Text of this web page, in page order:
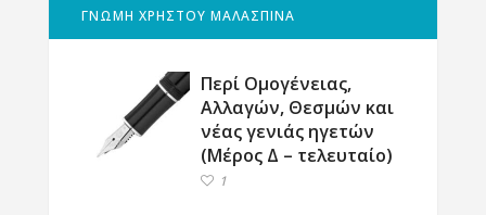
ΓΝΩΜΗ ΧΡΗΣΤΟΥ ΜΑΛΑΣΠΙΝΑ
Περί Ομογένειας,
Αλλαγών, Θεσμών και
νέας γενιάς ηγετών
(Μέρος Δ – τελευταίο)
1